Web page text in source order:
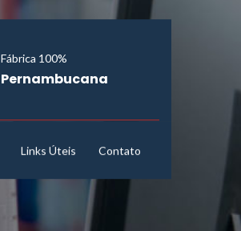
Fábrica 100%
Pernambucana
Links Úteis Contato